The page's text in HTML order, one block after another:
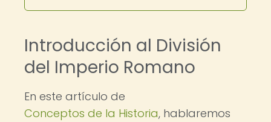
Introducción al División
del Imperio Romano
En este artículo de
Conceptos de la Historia, hablaremos